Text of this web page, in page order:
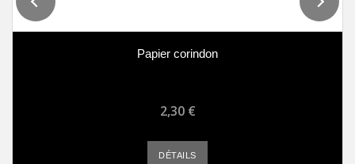
Papier corindon
2,30 €
DÉTAILS